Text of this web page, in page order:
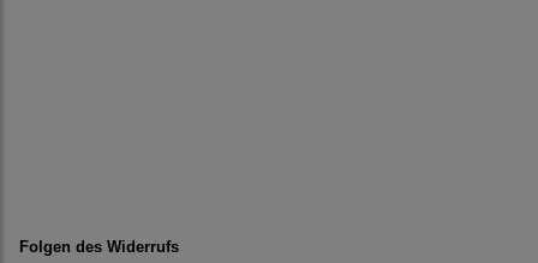
Folgen des Widerrufs